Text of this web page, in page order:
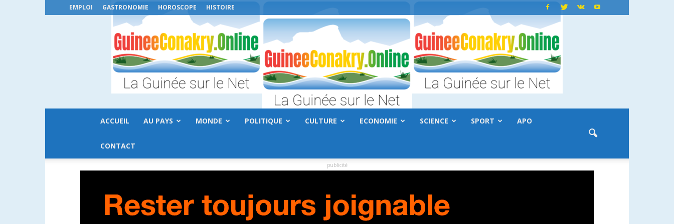
EMPLOI GASTRONOMIE HOROSCOPE HISTOIRE
ACCUEIL AU PAYS MONDE POLITIQUE CULTURE ECONOMIE SCIENCE SPORT APO
CONTACT
publicité